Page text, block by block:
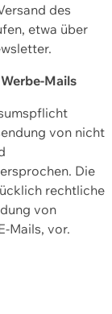
des
etwa über
Mails
von nicht
Die
rechtliche
von
Mails, vor.